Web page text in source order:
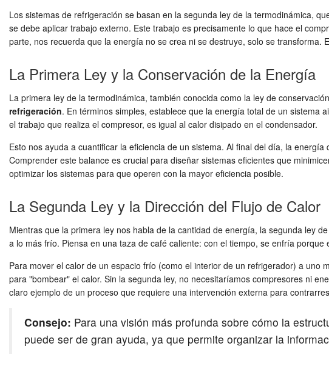
Los sistemas de refrigeración se basan en la segunda ley de la termodinámica,
se debe aplicar trabajo externo. Este trabajo es precisamente lo que hace el
parte, nos recuerda que la energía no se crea ni se destruye, solo se
La Primera Ley y la Conservación de la Energía
La primera ley de la termodinámica, también conocida como la ley de
refrigeración. En términos simples, establece que la energía total de un sistema
el trabajo que realiza el compresor, es igual al calor disipado en el condensador.
Esto nos ayuda a cuantificar la eficiencia de un sistema. Al final del día, la
Comprender este balance es crucial para diseñar sistemas eficientes que
optimizar los sistemas para que operen con la mayor eficiencia posible.
La Segunda Ley y la Dirección del Flujo de Calor
Mientras que la primera ley nos habla de la cantidad de energía, la segunda ley
a lo más frío. Piensa en una taza de café caliente: con el tiempo, se enfría
Para mover el calor de un espacio frío (como el interior de un refrigerador) a
para "bombear" el calor. Sin la segunda ley, no necesitaríamos compresores ni
claro ejemplo de un proceso que requiere una intervención externa para
Consejo: Para una visión más profunda sobre cómo la
puede ser de gran ayuda, ya que permite organizar la